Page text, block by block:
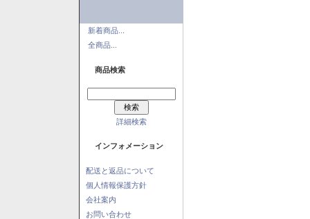
新着商品...
全商品...
商品検索
詳細検索
インフォメーション
配送と返品について
個人情報保護方針
会社案内
お問い合わせ